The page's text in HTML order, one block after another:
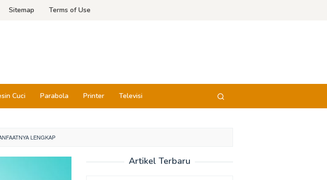
Sitemap Terms of Use
Cuci Parabola Printer Televisi
LENGKAP
Artikel Terbaru